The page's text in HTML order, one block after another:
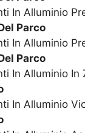
In Alluminio
Parco
In Alluminio
Parco
In Alluminio In
In Alluminio